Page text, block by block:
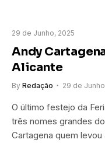
29 de Junho, 2025
Andy
Alicante
By Redação 29 de
O último festejo da
três nomes grandes
Cartagena quem